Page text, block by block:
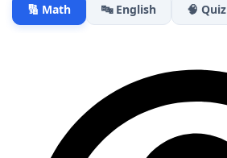
🔢 Math 🔤 English 🧠 Quiz